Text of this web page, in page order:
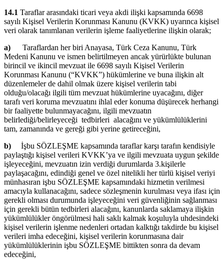
14.1 Taraflar arasındaki ticari veya akdi ilişki kapsamında 6698
sayılı Kişisel Verilerin Korunması Kanunu (KVKK) uyarınca kişisel
veri olarak tanımlanan verilerin işleme faaliyetlerine ilişkin olarak;
a)
Taraflardan her biri Anayasa, Türk Ceza Kanunu, Türk
Medeni Kanunu ve ismen belirtilmeyen ancak yürürlükte bulunan
birincil ve ikincil mevzuat ile 6698 sayılı Kişisel Verilerin
Korunması Kanunu (“KVKK”) hükümlerine ve buna ilişkin alt
düzenlemeler de dahil olmak üzere kişisel verilerin tabi
olduğu/olacağı ilgili tüm mevzuat hükümlerine uyacağını, diğer
tarafı veri koruma mevzuatını ihlal eder konuma düşürecek herhangi
bir faaliyette bulunmayacağını, ilgili mevzuatın
belirlediği/belirleyeceği tedbirleri alacağını ve yükümlülüklerini
tam, zamanında ve gereği gibi yerine getireceğini,
b)
İşbu SÖZLEŞME kapsamında taraflar karşı tarafın kendisiyle
paylaştığı kişisel verileri KVKK’ya ve ilgili mevzuata uygun şekilde
işleyeceğini, mevzuatın izin verdiği durumlarda 3.kişilerle
paylaşacağını, edindiği genel ve özel nitelikli her türlü kişisel veriyi
münhasıran işbu SÖZLEŞME kapsamındaki hizmetin verilmesi
amacıyla kullanacağını, sadece sözleşmenin kurulması veya ifası için
gerekli olması durumunda işleyeceğini veri güvenliğinin sağlanması
için gerekli bütün tedbirleri alacağını, kanunlarda saklamaya ilişkin
yükümlülükler öngörülmesi hali saklı kalmak koşuluyla uhdesindeki
kişisel verilerin işlenme nedenleri ortadan kalktığı takdirde bu kişisel
verileri imha edeceğini, kişisel verilerin korunmasına dair
yükümlülüklerinin işbu SÖZLEŞME bittikten sonra da devam
edeceğini,